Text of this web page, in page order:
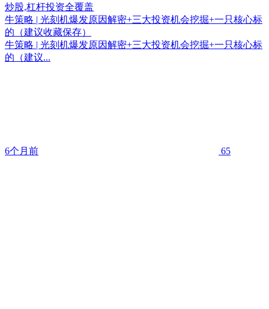
牛策略 | 光刻机爆发原因解密+三大投资机会挖掘+一只核心标
的（建议收藏保存）
牛策略 | 光刻机爆发原因解密+三大投资机会挖掘+一只核心标
的（建议...
6个月前 65